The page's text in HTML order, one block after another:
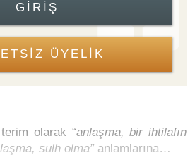
GIRIŞ
ÜYELİK
olarak “anlaşma, bir ihtilafın
sulh olma” anlamlarına…